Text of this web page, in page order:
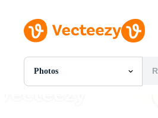
Photos
Toutes Images